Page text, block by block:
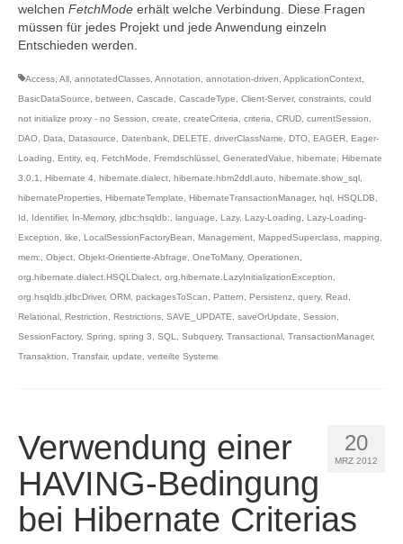
welchen FetchMode erhält welche Verbindung. Diese Fragen
müssen für jedes Projekt und jede Anwendung einzeln
Entschieden werden.
Access All annotatedClasses Annotation annotation-driven ApplicationContext
BasicDataSource
between Cascade CascadeType Client-Server, constraints could
not initialize proxy - no Session
create createCriteria criteria CRUD currentSession
DAO Data Datasource Datenbank DELETE driverClassName DTO EAGER Eager-
Loading
Entity, eq FetchMode Fremdschlüssel GeneratedValue hibernate
Hibernate
3.0.1
Hibernate 4 hibernate.dialect hibernate.hbm2ddl.auto hibernate.show_sql
hibernateProperties HibernateTemplate HibernateTransactionManager, hql HSQLDB
Id
Identifier, In-Memory, jdbc:hsqldb: language Lazy, Lazy-Loading
Lazy-Loading-
Exception
like LocalSessionFactoryBean Management MappedSuperclass mapping
mem:
Object Objekt-Orientierte-Abfrage OneToMany, Operationen
org.hibernate.dialect.HSQLDialect org.hibernate.LazyInitializationException
org.hsqldb.jdbcDriver, ORM packagesToScan Pattern Persistenz query, Read
Relational Restriction Restrictions SAVE_UPDATE saveOrUpdate Session
SessionFactory, Spring spring 3 SQL Subquery, Transactional TransactionManager,
Transaktion
Transfair, update verteilte Systeme
20
MRZ 2012
Verwendung einer
HAVING-Bedingung
bei Hibernate Criterias